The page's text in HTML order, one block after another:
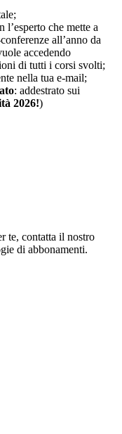
l’esperto che mette a
all’anno da
accedendo
di tutti i corsi svolti;
nella tua e-mail;
: addestrato sui
2026!)
te, contatta il nostro
di abbonamenti.